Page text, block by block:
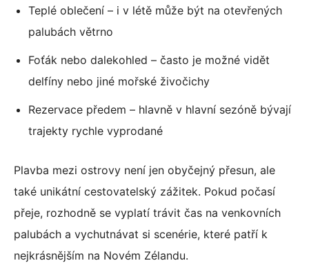
Teplé oblečení – i v létě může být na otevřených
palubách větrno
Foťák nebo dalekohled – často je možné vidět
delfíny nebo jiné mořské živočichy
Rezervace předem – hlavně v hlavní sezóně bývají
trajekty rychle vyprodané
Plavba mezi ostrovy není jen obyčejný přesun, ale
také unikátní cestovatelský zážitek. Pokud počasí
přeje, rozhodně se vyplatí trávit čas na venkovních
palubách a vychutnávat si scenérie, které patří k
nejkrásnějším na Novém Zélandu.